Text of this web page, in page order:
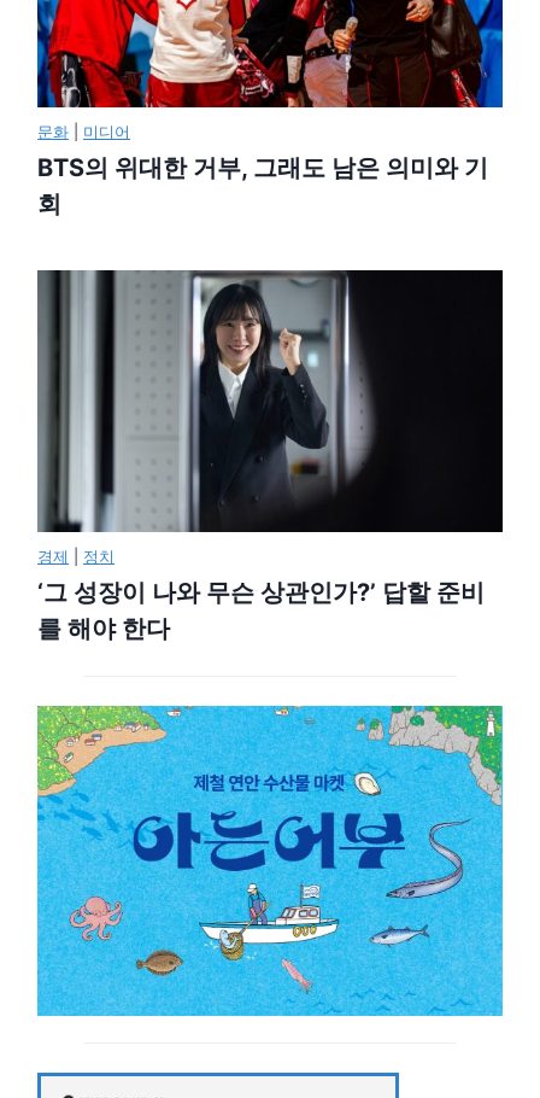
문화 미디어
BTS의 위대한 거부, 그래도 남은 의미와 기
회
경제 정치
‘그 성장이 나와 무슨 상관인가?’ 답할 준비
를 해야 한다